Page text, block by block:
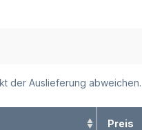
der Auslieferung abweichen.
Preis